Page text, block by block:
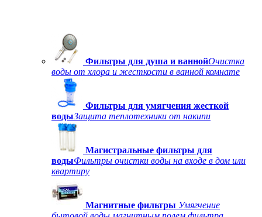
Фильтры для душа и ваннойОчистка
воды от хлора и жесткости в ванной комнате
Фильтры для умягчения жесткой
водыЗащита теплотехники от накипи
Магистральные фильтры для
водыФильтры очистки воды на входе в дом или
квартиру
Магнитные фильтры Умягчение